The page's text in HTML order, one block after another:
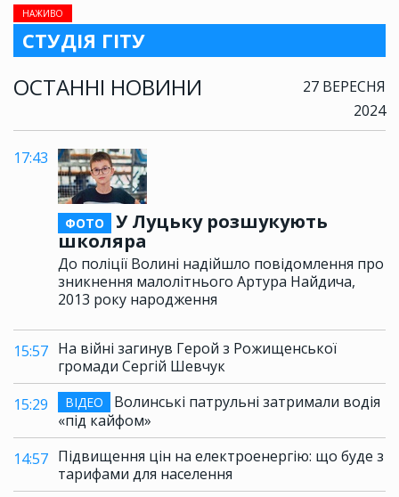
НАЖИВО
СТУДІЯ ГІТУ
ОСТАННІ НОВИНИ
27 ВЕРЕСНЯ
2024
17:43
ФОТО
У Луцьку розшукують
школяра
До поліції Волині надійшло повідомлення про
зникнення малолітнього Артура Найдича,
2013 року народження
15:57 На війні загинув Герой з Рожищенської
громади Сергій Шевчук
15:29
ВІДЕО
Волинські патрульні затримали водія
«під кайфом»
14:57 Підвищення цін на електроенергію: що буде з
тарифами для населення